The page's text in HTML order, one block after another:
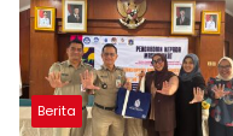
Berita